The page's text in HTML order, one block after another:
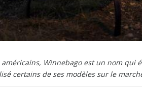
Winnebago est un nom qui
certains de ses modèles sur le